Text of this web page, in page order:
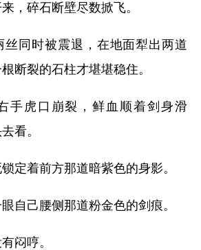
，碎石断壁尽数掀飞。
丝同时被震退，在地面犁出两道
断裂的石柱才堪堪稳住。
手虎口崩裂，鲜血顺着剑身滑
看。
定着前方那道暗紫色的身影。
自己腰侧那道粉金色的剑痕。
闷哼。